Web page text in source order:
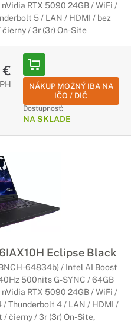
RTX 5090 24GB / WiFi /
5 / LAN / HDMI / bez
čierny / 3r (3r) On-Site
€
NÁKUP MOŽNÝ IBA NA
IČO / DIČ
Dostupnosť:
NA SKLADE
Eclipse Black
64834b) / Intel AI Boost
500nits G-SYNC / 64GB
RTX 5090 24GB / WiFi /
/ Thunderbolt 4 / LAN / HDMI /
/ čierny / 3r (3r) On-Site,